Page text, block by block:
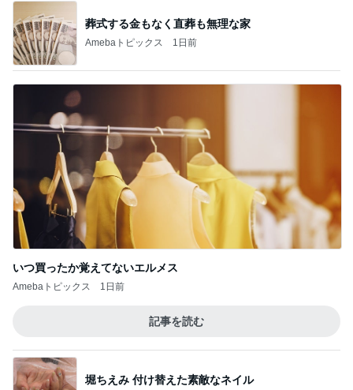
葬式する金もなく直葬も無理な家
Amebaトピックス 1日前
いつ買ったか覚えてないエルメス
Amebaトピックス 1日前
記事を読む
堀ちえみ 付け替えた素敵なネイル